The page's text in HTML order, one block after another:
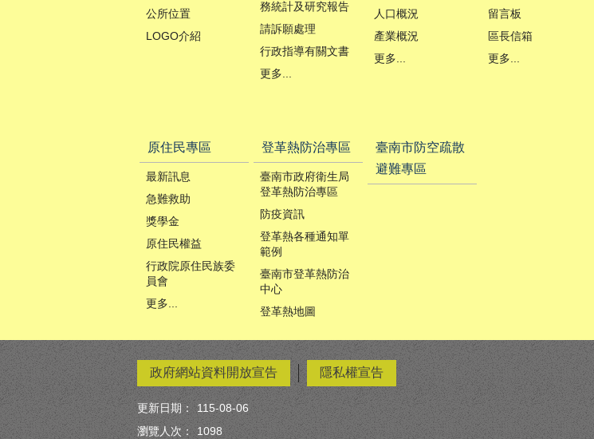
公所位置
LOGO介紹
務統計及研究報告
請訴願處理
行政指導有關文書
更多...
人口概況
產業概況
更多...
留言板
區長信箱
更多...
原住民專區
最新訊息
急難救助
獎學金
原住民權益
行政院原住民族委
員會
更多...
登革熱防治專區
臺南市政府衛生局
登革熱防治專區
防疫資訊
登革熱各種通知單
範例
臺南市登革熱防治
中心
登革熱地圖
臺南市防空疏散
避難專區
政府網站資料開放宣告 隱私權宣告
更新日期：
115-08-06
瀏覽人次：
1098